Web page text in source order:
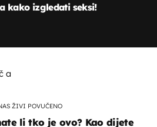
kako izgledati seksi!
ŽIVI POVUČENO
li tko je ovo? Kao dijete